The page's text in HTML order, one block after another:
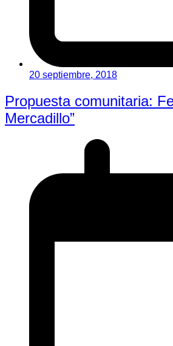
20 septiembre, 2018
Propuesta comunitaria:
Mercadillo”